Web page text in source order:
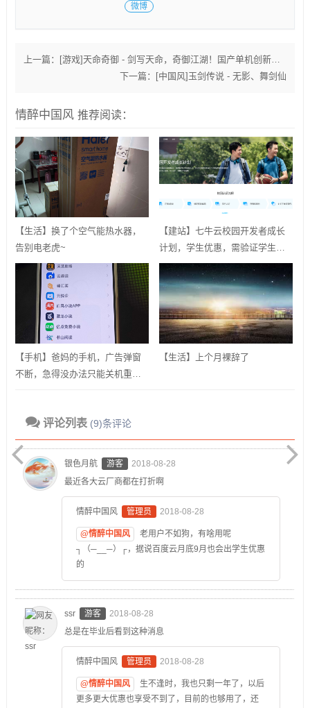
微博
上一篇：
[游戏]天命奇御 - 剑写天命，奇御江湖！国产单机创新佳作！
下一篇：
[中国风]玉剑传说 - 无影、舞剑仙
情醉中国风 推荐阅读：
【生活】换了个空气能热水器，
告别电老虎~
【建站】七牛云校园开发者成长
计划，学生优惠，需验证学生邮
箱
【手机】爸妈的手机，广告弹窗
不断，急得没办法只能关机重
【生活】上个月裸辞了
评论列表 (9)条评论
银色月航 游客
2018-08-28
最近各大云厂商都在打折啊
情醉中国风 管理员 2018-08-28
@情醉中国风
老用户不如狗，有啥用呢
┐（─__─）┌，据说百度云月底9月也会出学生优惠
的
ssr 游客
2018-08-28
总是在毕业后看到这种消息
情醉中国风 管理员 2018-08-28
@情醉中国风
生不逢时，我也只剩一年了，以后
更多更大优惠也享受不到了，目前的也够用了，还